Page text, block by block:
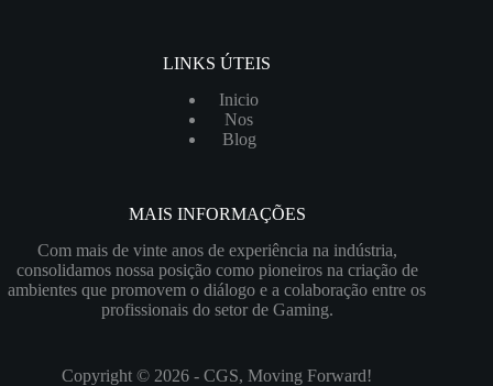
LINKS ÚTEIS
Inicio
Nos
Blog
MAIS INFORMAÇÕES
Com mais de vinte anos de experiência na indústria,
consolidamos nossa posição como pioneiros na criação de
ambientes que promovem o diálogo e a colaboração entre os
profissionais do setor de Gaming.
Copyright © 2026 - CGS, Moving Forward!